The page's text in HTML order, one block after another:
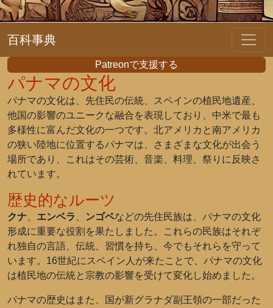
百科事典
Patreonで支援する
パナマの文化
パナマの文化は、先住民の伝統、スペインの植民地遺産、
他国の影響のユニークな融合を表現しており、中米で最も
多様性に富んだ文化の一つです。北アメリカと南アメリカ
の狭い陸地に位置するパナマは、さまざまな文化が出会う
場所であり、これはその芸術、音楽、料理、祭りに反映さ
れています。
歴史的なルーツ
クナ エンベラ ンゴベなどの先住民族は、パナマの文化
形成に重要な役割を果たしました。これらの民族はそれぞ
れ独自の言語、伝統、習慣を持ち、今でもそれらを守って
います。16世紀にスペイン人が来たことで、パナマの文化
は植民地の伝統と宗教の影響を受けて変化し始めました。
パナマの歴史はまた、国が新グラナダ副王領の一部だった